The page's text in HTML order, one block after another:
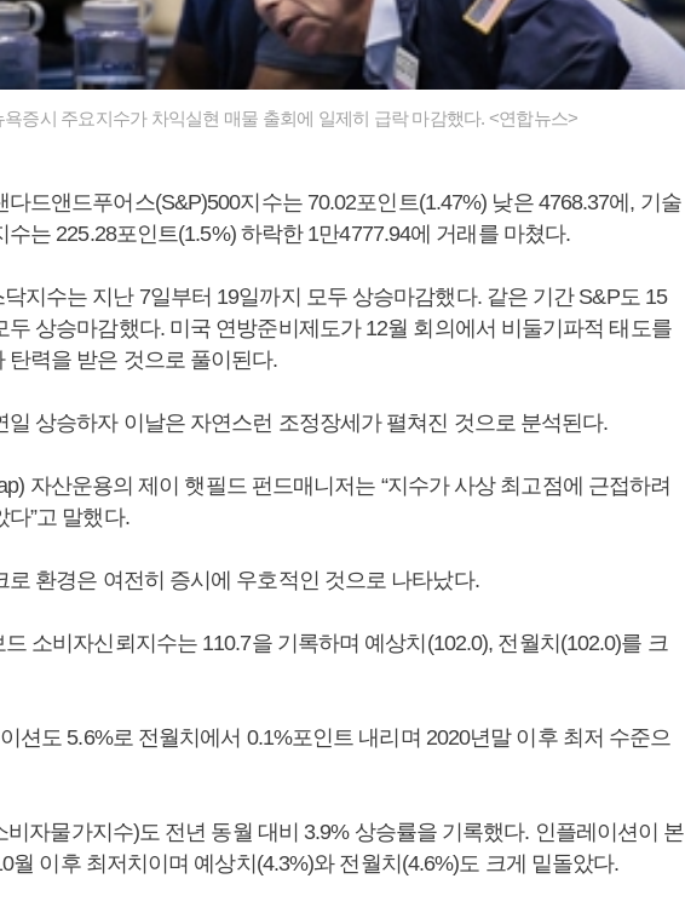
증시 주요지수가 차익실현 매물 출회에 일제히 급락 마감했다. <연합뉴스>
다드앤드푸어스(S&P)500지수는 70.02포인트(1.47%) 낮은 4768.37에, 기술
수는 225.28포인트(1.5%) 하락한 1만4777.94에 거래를 마쳤다.
지수는 지난 7일부터 19일까지 모두 상승마감했다. 같은 기간 S&P도 15
두 상승마감했다. 미국 연방준비제도가 12월 회의에서 비둘기파적 태도를
탄력을 받은 것으로 풀이된다.
일 상승하자 이날은 자연스런 조정장세가 펼쳐진 것으로 분석된다.
자산운용의 제이 햇필드 펀드매니저는 “지수가 사상 최고점에 근접하려
”고 말했다.
로 환경은 여전히 증시에 우호적인 것으로 나타났다.
소비자신뢰지수는 110.7을 기록하며 예상치(102.0), 전월치(102.0)를 크
션도 5.6%로 전월치에서 0.1%포인트 내리며 2020년말 이후 최저 수준으
비자물가지수)도 전년 동월 대비 3.9% 상승률을 기록했다. 인플레이션이 본
월 이후 최저치이며 예상치(4.3%)와 전월치(4.6%)도 크게 밑돌았다.